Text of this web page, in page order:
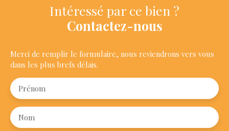
Intéressé par ce bien ?
Contactez-nous
Merci de remplir le formulaire, nous reviendrons vers vous
dans les plus brefs délais.
Prénom
Nom